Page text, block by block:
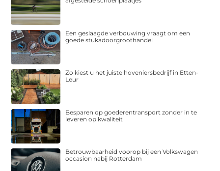
Een geslaagde verbouwing vraagt om een
goede stukadoorgroothandel
Zo kiest u het juiste hoveniersbedrijf in Etten-
Leur
Besparen op goederentransport zonder in te
leveren op kwaliteit
Betrouwbaarheid voorop bij een Volkswagen
occasion nabij Rotterdam